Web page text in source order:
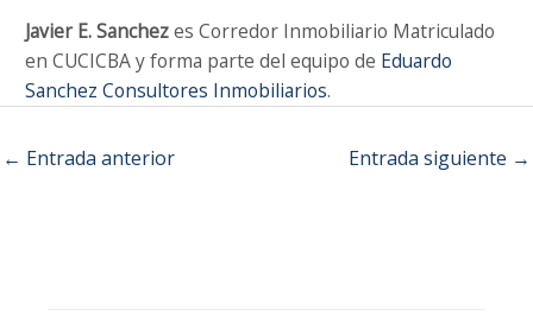
Javier E. Sanchezes Corredor Inmobiliario Matriculado
en CUCICBA y forma parte del equipo de Eduardo
Sanchez Consultores Inmobiliarios.
← Entrada anterior Entrada siguiente →